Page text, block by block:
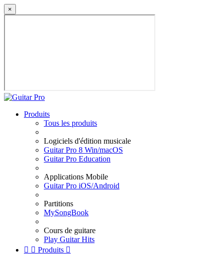
×
Produits
Tous les produits
Logiciels d'édition musicale
Guitar Pro 8 Win/macOS
Guitar Pro Education
Applications Mobile
Guitar Pro iOS/Android
Partitions
MySongBook
Cours de guitare
Play Guitar Hits
  Produits 